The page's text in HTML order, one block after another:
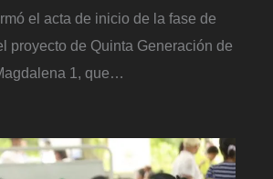
el acta de inicio de la fase de
proyecto de Quinta Generación de
1, que…